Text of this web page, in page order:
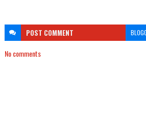
POST COMMENT
No comments